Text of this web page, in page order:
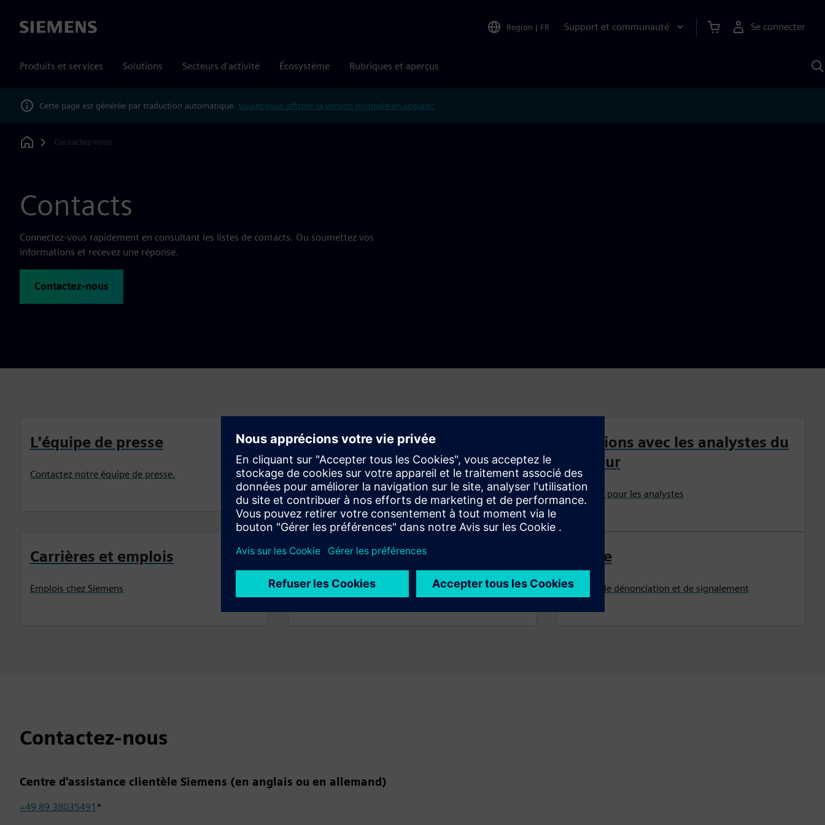
Siemens Region | FR Support et communauté Se connecter
Produits et services Solutions Secteurs d'activité Écosystème Rubriques et aperçus
Cette page est générée par traduction automatique. Voulez-vous afficher la version originale en anglais?
Home
Contactez-nous
Contacts
Connectez-vous rapidement en consultant les listes de contacts. Ou soumettez vos
informations et recevez une réponse.
Contactez-nous
L'équipe de presse
Contactez notre équipe de presse.
Relations investisseurs
Contacts pour les investisseurs
Relations avec les analystes du
secteur
Contacts pour les analystes
Carrières et emplois
Emplois chez Siemens
Produits de consommation
Produits de consommation
Alerte
Canaux de dénonciation et de signalement
Contactez-nous
Centre d'assistance clientèle Siemens (en anglais ou en allemand)
+49 89 38035491 *